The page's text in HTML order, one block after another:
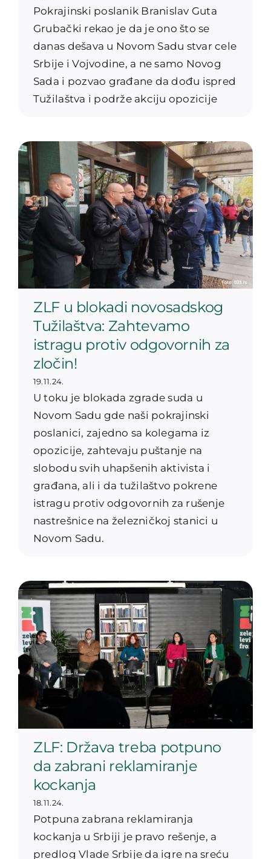
Pokrajinski poslanik Branislav Guta
Grubački rekao je da je ono što se
danas dešava u Novom Sadu stvar cele
Srbije i Vojvodine, a ne samo Novog
Sada i pozvao građane da dođu ispred
Tužilaštva i podrže akciju opozicije
ZLF u blokadi novosadskog
Tužilaštva: Zahtevamo
istragu protiv odgovornih za
zločin!
19.11.24.
U toku je blokada zgrade suda u
Novom Sadu gde naši pokrajinski
poslanici, zajedno sa kolegama iz
opozicije, zahtevaju puštanje na
slobodu svih uhapšenih aktivista i
građana, ali i da tužilaštvo pokrene
istragu protiv odgovornih za rušenje
nastrešnice na železničkoj stanici u
Novom Sadu.
ZLF: Država treba potpuno
da zabrani reklamiranje
kockanja
18.11.24.
Potpuna zabrana reklamiranja
kockanja u Srbiji je pravo rešenje, a
predlog Vlade Srbije da igre na sreću